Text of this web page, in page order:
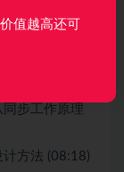
步工作原理
方法 (08:18)
值越高还可